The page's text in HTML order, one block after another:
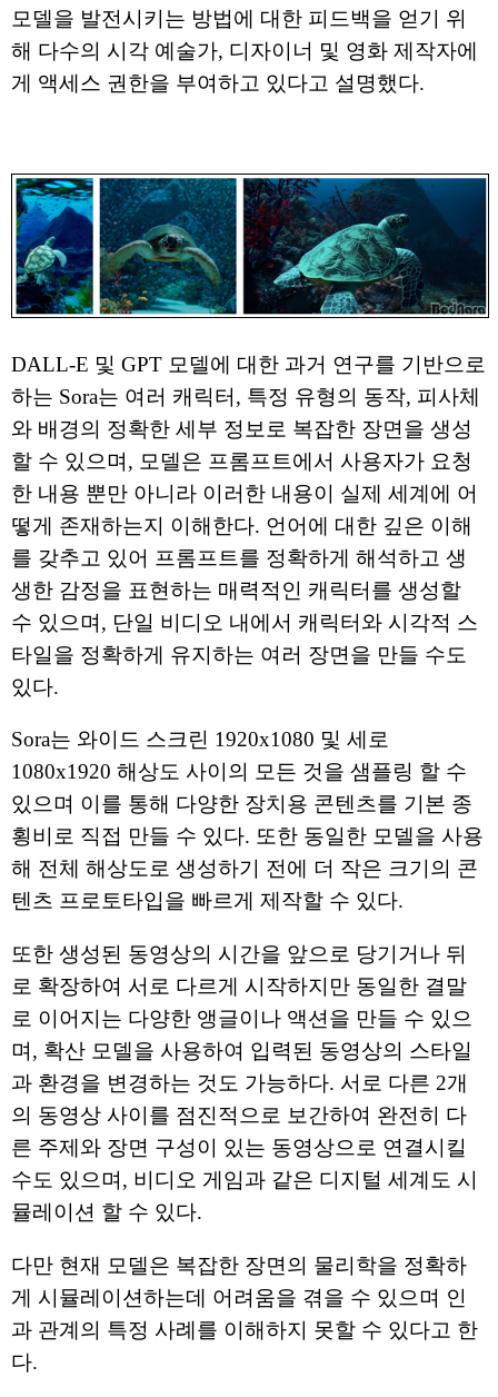
모델을 발전시키는 방법에 대한 피드백을 얻기 위
해 다수의 시각 예술가, 디자이너 및 영화 제작자에
게 액세스 권한을 부여하고 있다고 설명했다.
DALL-E 및 GPT 모델에 대한 과거 연구를 기반으로
하는 Sora는 여러 캐릭터, 특정 유형의 동작, 피사체
와 배경의 정확한 세부 정보로 복잡한 장면을 생성
할 수 있으며, 모델은 프롬프트에서 사용자가 요청
한 내용 뿐만 아니라 이러한 내용이 실제 세계에 어
떻게 존재하는지 이해한다. 언어에 대한 깊은 이해
를 갖추고 있어 프롬프트를 정확하게 해석하고 생
생한 감정을 표현하는 매력적인 캐릭터를 생성할
수 있으며, 단일 비디오 내에서 캐릭터와 시각적 스
타일을 정확하게 유지하는 여러 장면을 만들 수도
있다.
Sora는 와이드 스크린 1920x1080 및 세로
1080x1920 해상도 사이의 모든 것을 샘플링 할 수
있으며 이를 통해 다양한 장치용 콘텐츠를 기본 종
횡비로 직접 만들 수 있다. 또한 동일한 모델을 사용
해 전체 해상도로 생성하기 전에 더 작은 크기의 콘
텐츠 프로토타입을 빠르게 제작할 수 있다.
또한 생성된 동영상의 시간을 앞으로 당기거나 뒤
로 확장하여 서로 다르게 시작하지만 동일한 결말
로 이어지는 다양한 앵글이나 액션을 만들 수 있으
며, 확산 모델을 사용하여 입력된 동영상의 스타일
과 환경을 변경하는 것도 가능하다. 서로 다른 2개
의 동영상 사이를 점진적으로 보간하여 완전히 다
른 주제와 장면 구성이 있는 동영상으로 연결시킬
수도 있으며, 비디오 게임과 같은 디지털 세계도 시
뮬레이션 할 수 있다.
다만 현재 모델은 복잡한 장면의 물리학을 정확하
게 시뮬레이션하는데 어려움을 겪을 수 있으며 인
과 관계의 특정 사례를 이해하지 못할 수 있다고 한
다.